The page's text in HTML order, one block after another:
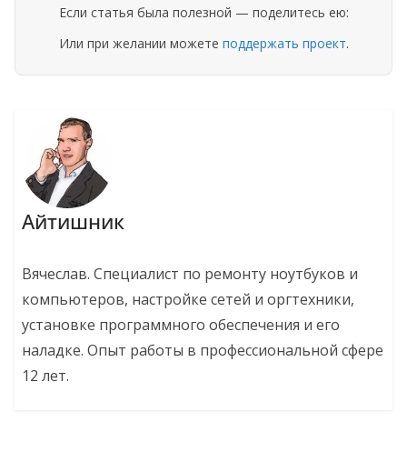
Если статья была полезной — поделитесь ею:
Или при желании можете поддержать проект.
Айтишник
Вячеслав. Специалист по ремонту ноутбуков и
компьютеров, настройке сетей и оргтехники,
установке программного обеспечения и его
наладке. Опыт работы в профессиональной сфере
12 лет.